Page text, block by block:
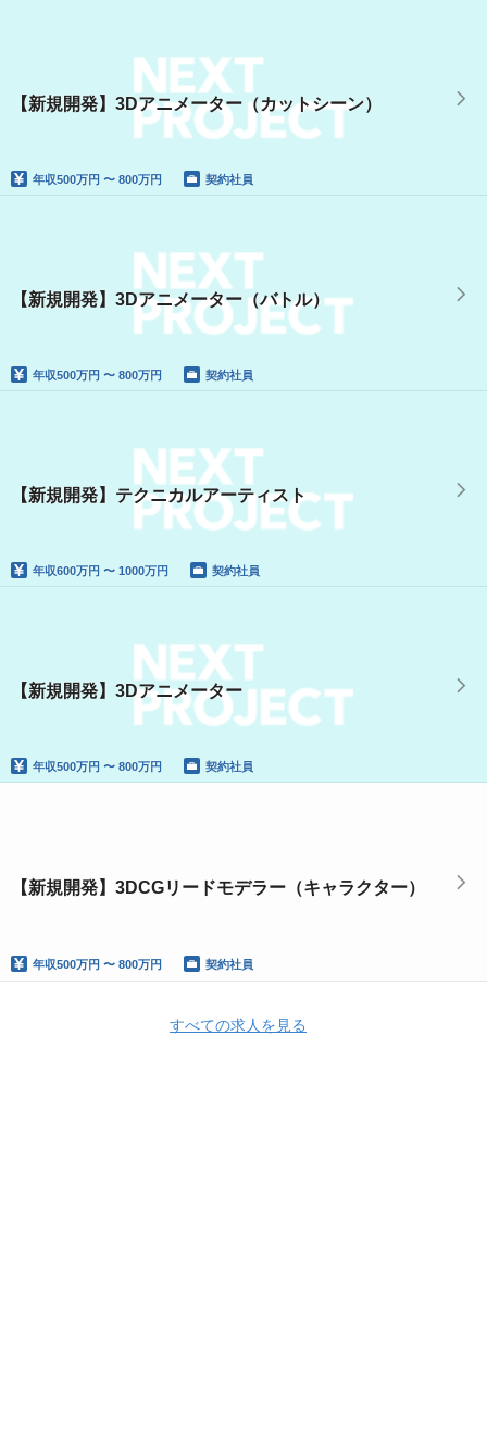
【新規開発】3Dアニメーター（カットシーン）
年収500万円 〜 800万円 契約社員
【新規開発】3Dアニメーター（バトル）
年収500万円 〜 800万円 契約社員
【新規開発】テクニカルアーティスト
年収600万円 〜 1000万円 契約社員
【新規開発】3Dアニメーター
年収500万円 〜 800万円 契約社員
【新規開発】3DCGリードモデラー（キャラクター）
年収500万円 〜 800万円 契約社員
すべての求人を見る